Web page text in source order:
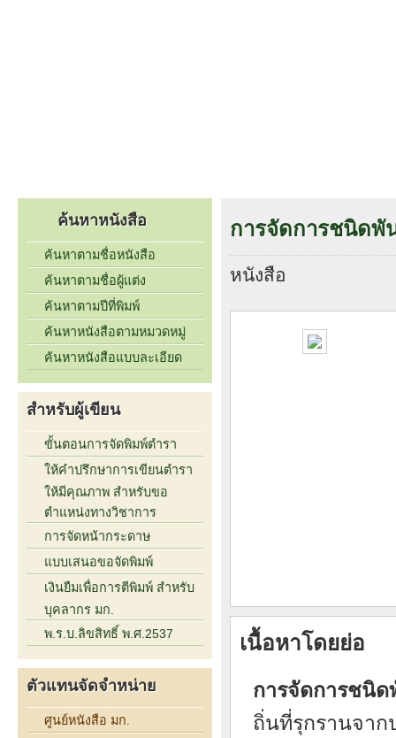
ค้นหาหนังสือ
ค้นหาตามชื่อหนังสือ
ค้นหาตามชื่อผู้แต่ง
ค้นหาตามปีที่พิมพ์
ค้นหาหนังสือตามหมวดหมู่
ค้นหาหนังสือแบบละเอียด
สำหรับผู้เขียน
ขั้นตอนการจัดพิมพ์ตำรา
ให้คำปรึกษาการเขียนตำรา
ให้มีคุณภาพ สำหรับขอ
ตำแหน่งทางวิชาการ
การจัดหน้ากระดาษ
แบบเสนอขอจัดพิมพ์
เงินยืมเพื่อการตีพิมพ์ สำหรับ
บุคลากร มก.
พ.ร.บ.ลิขสิทธิ์ พ.ศ.2537
ตัวแทนจัดจำหน่าย
ศูนย์หนังสือ มก.
การจัดการชนิดพั
หนังสือ
เนื้อหาโดยย่อ
การจัดการชนิ
ถิ่นที่รุกรานจา